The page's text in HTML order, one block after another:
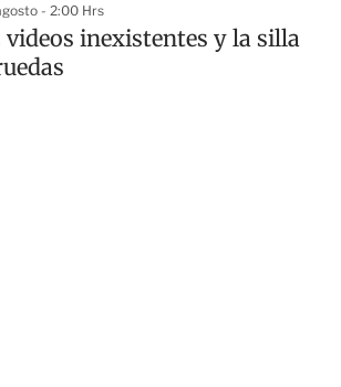
- 2:00 Hrs
videos inexistentes y la silla